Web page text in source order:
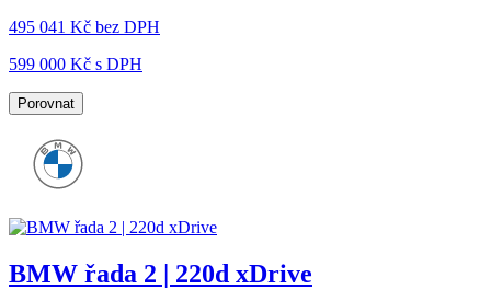
495 041 Kč bez DPH
599 000 Kč s DPH
Porovnat
BMW řada 2 | 220d xDrive